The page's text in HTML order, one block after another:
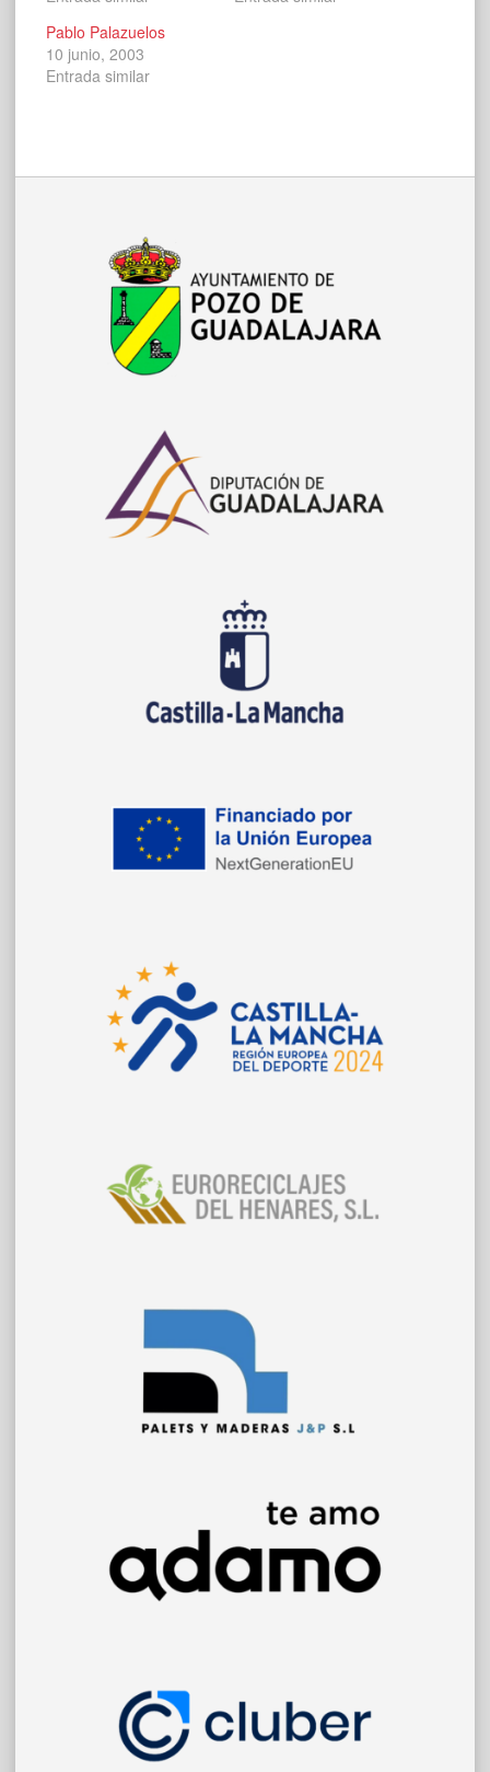
Pablo Palazuelos
10 junio, 2003
Entrada similar